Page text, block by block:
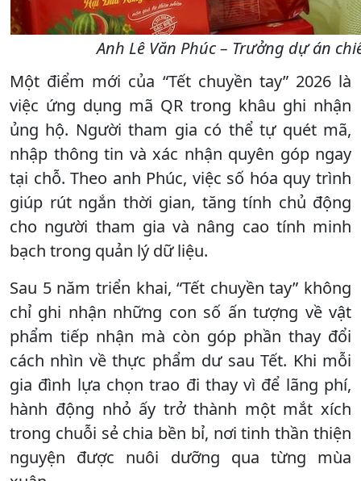
Anh Lê Văn Phúc – Trưởng dự án
Một điểm mới của “Tết chuyền tay” 2026 là
việc ứng dụng mã QR trong khâu ghi nhận
ủng hộ. Người tham gia có thể tự quét mã,
nhập thông tin và xác nhận quyên góp ngay
tại chỗ. Theo anh Phúc, việc số hóa quy trình
giúp rút ngắn thời gian, tăng tính chủ động
cho người tham gia và nâng cao tính minh
bạch trong quản lý dữ liệu.
Sau 5 năm triển khai, “Tết chuyền tay” không
chỉ ghi nhận những con số ấn tượng về vật
phẩm tiếp nhận mà còn góp phần thay đổi
cách nhìn về thực phẩm dư sau Tết. Khi mỗi
gia đình lựa chọn trao đi thay vì để lãng phí,
hành động nhỏ ấy trở thành một mắt xích
trong chuỗi sẻ chia bền bỉ, nơi tinh thần thiện
nguyện được nuôi dưỡng qua từng mùa